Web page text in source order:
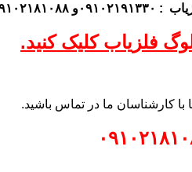
: ۰۹۱۰۲۱۹۱۳۳۰و ۰۹۱۰۲۱۸۱۰۸۸
فلزیاب کلیک کنید.
با کارشناسان ما در تماس باشید.